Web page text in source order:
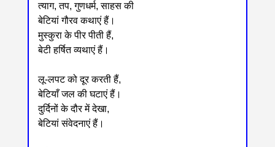
त्याग, तप, गुणधर्म, साहस की
बेटियां गौरव कथाएं हैं।
मुस्कुरा के पीर पीती हैं,
बेटी हर्षित व्यथाएं हैं।
लू-लपट को दूर करती हैं,
बेटियाँ जल की घटाएं हैं।
दुर्दिनों के दौर में देखा,
बेटियां संवेदनाएं हैं।